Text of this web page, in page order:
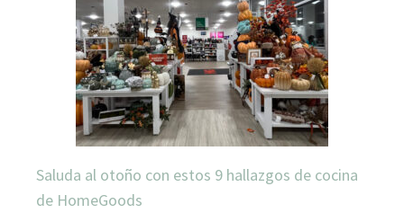
Saluda al otoño con estos 9 hallazgos de cocina
de HomeGoods